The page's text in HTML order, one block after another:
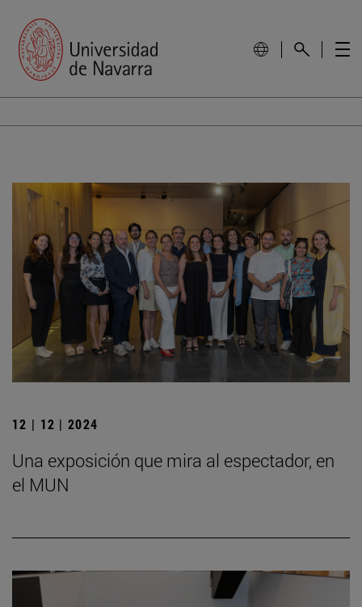
12 | 12 | 2024
Una exposición que mira al espectador, en
el MUN